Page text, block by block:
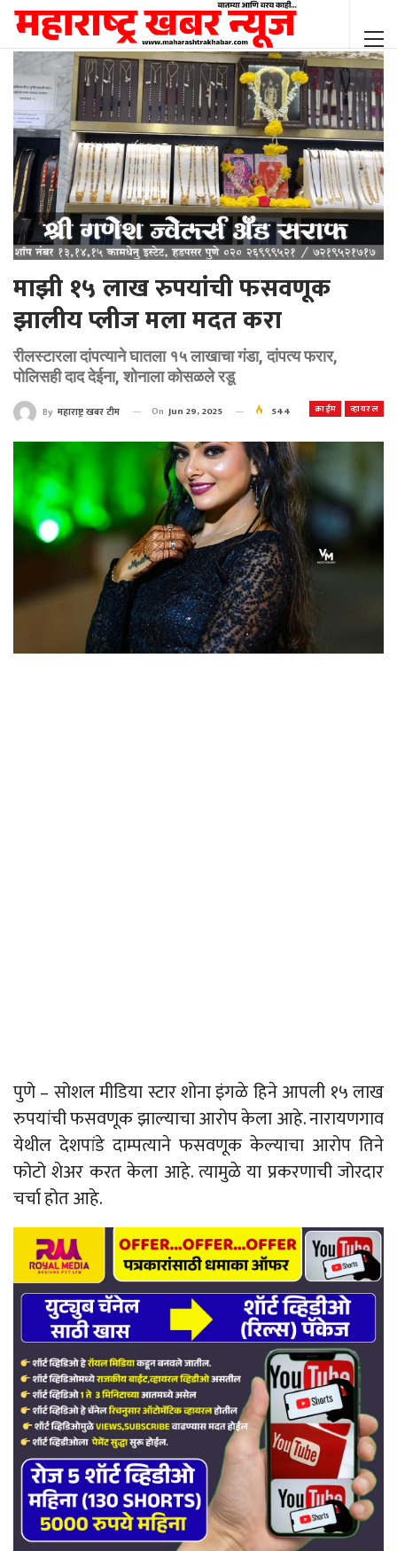
माझी १५ लाख रुपयांची फसवणूक
झालीय प्लीज मला मदत करा
रीलस्टारला दांपत्याने घातला १५ लाखाचा गंडा, दांपत्य फरार,
पोलिसही दाद देईना, शोनाला कोसळले रडू
क्राईम व्हायरल
By महाराष्ट्र खबर टीम On Jun 29, 2025 544
पुणे – सोशल मीडिया स्टार शोना इंगळे हिने आपली १५ लाख
रुपयांची फसवणूक झाल्याचा आरोप केला आहे. नारायणगाव
येथील देशपांडे दाम्पत्याने फसवणूक केल्याचा आरोप तिने
फोटो शेअर करत केला आहे. त्यामुळे या प्रकरणाची जोरदार
चर्चा होत आहे.